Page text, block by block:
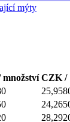
mýty
CZK /